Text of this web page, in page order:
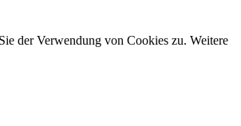
der Verwendung von Cookies zu. Weitere